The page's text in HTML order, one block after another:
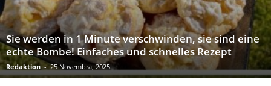
Sie werden in 1 Minute verschwinden, sie sind eine
echte Bombe! Einfaches und schnelles Rezept
Redaktion - 25 Novembra, 2025